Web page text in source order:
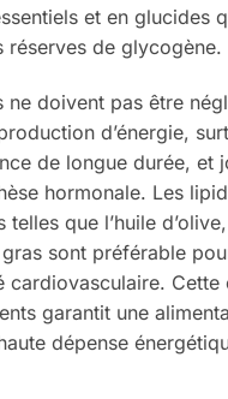
et en glucides
réserves de glycogène.
ne doivent pas être
d’énergie,
de longue durée, et
hormonale. Les
telles que l’huile
sont préférable
cardiovasculaire. Cette
garantit une
dépense